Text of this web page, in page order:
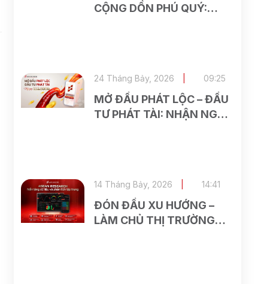
CỘNG DỒN PHÚ QUÝ:
MỞ ĐẦU PHÁT LỘC – ĐẦU
TƯ PHÁT TÀI: NHẬN NGAY
24 Tháng Bảy, 2026 09:25
ĐÓN ĐẦU XU HƯỚNG –
LÀM CHỦ THỊ TRƯỜNG
14 Tháng Bảy, 2026 14:41